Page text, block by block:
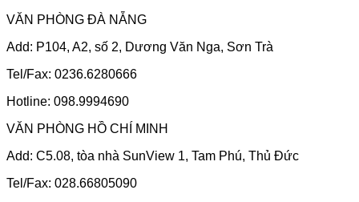
VĂN PHÒNG ĐÀ NẴNG
Add: P104, A2, số 2, Dương Văn Nga, Sơn Trà
Tel/Fax: 0236.6280666
Hotline: 098.9994690
VĂN PHÒNG HỒ CHÍ MINH
Add: C5.08, tòa nhà SunView 1, Tam Phú, Thủ Đức
Tel/Fax: 028.66805090